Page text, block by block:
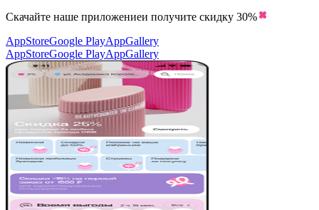
Скачайте наше приложениеи получите скидку 30%
AppStoreGoogle PlayAppGallery
AppStoreGoogle PlayAppGallery